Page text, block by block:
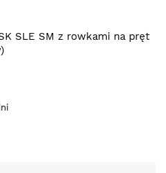
SLE SM z rowkami na pręt